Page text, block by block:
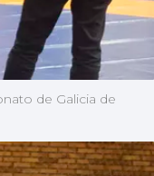
de Galicia de